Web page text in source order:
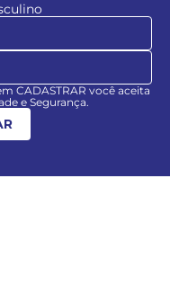
CADASTRAR você aceita
e Segurança.